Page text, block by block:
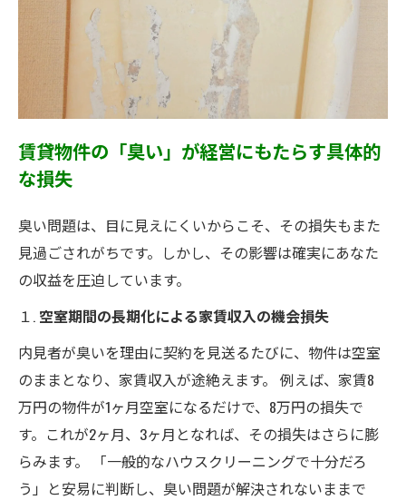
賃貸物件の「臭い」が経営にもたらす具体的
な損失
臭い問題は、目に見えにくいからこそ、その損失もまた
見過ごされがちです。しかし、その影響は確実にあなた
の収益を圧迫しています。
１. 空室期間の長期化による家賃収入の機会損失
内見者が臭いを理由に契約を見送るたびに、物件は空室
のままとなり、家賃収入が途絶えます。 例えば、家賃8
万円の物件が1ヶ月空室になるだけで、8万円の損失で
す。これが2ヶ月、3ヶ月となれば、その損失はさらに膨
らみます。 「一般的なハウスクリーニングで十分だろ
う」と安易に判断し、臭い問題が解決されないままで